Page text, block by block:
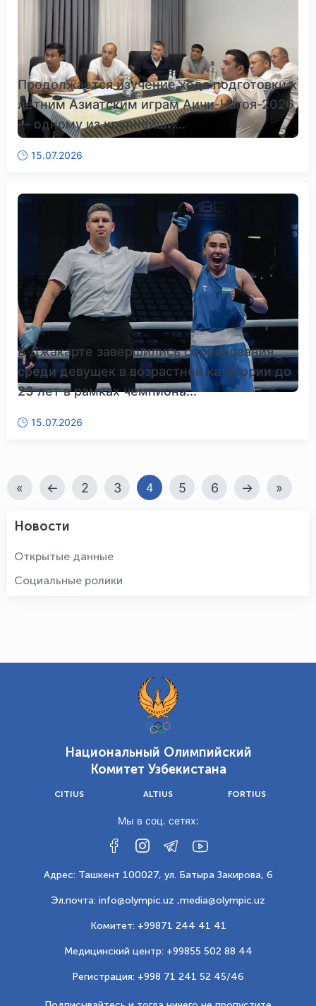
Продолжается изучение хода подготовки к
летним Азиатским играм Аичи-Нагоя-2026
— одному из крупнейши...
15.07.2026
В Джакарте завершились соревнования
среди девушек в возрастной категории до
23 лет в рамках чемпиона...
15.07.2026
« ← 2 3 4 5 6 → »
Новости
Открытые данные
Социальные ролики
Национальный Олимпийский
Комитет Узбекистана
CITIUS ALTIUS FORTIUS
Мы в соц. сетях:
Адрес: Ташкент 100027, ул. Батыра Закирова, 6
Эл.почта: info@olympic.uz ,media@olympic.uz
Комитет: +99871 244 41 41
Медицинский центр: +99855 502 88 44
Регистрация: +998 71 241 52 45/46